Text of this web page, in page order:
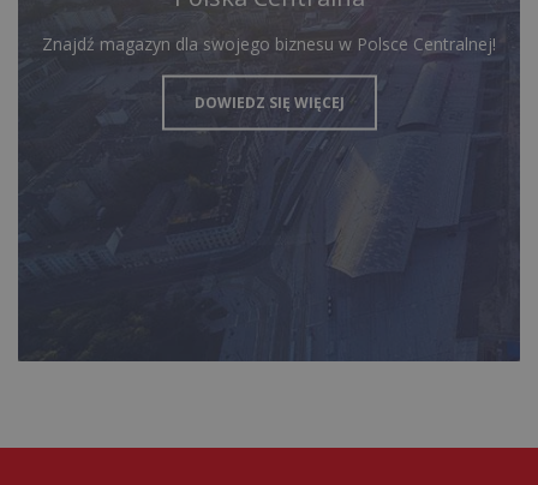
Znajdź magazyn dla swojego biznesu w Polsce Centralnej!
DOWIEDZ SIĘ WIĘCEJ